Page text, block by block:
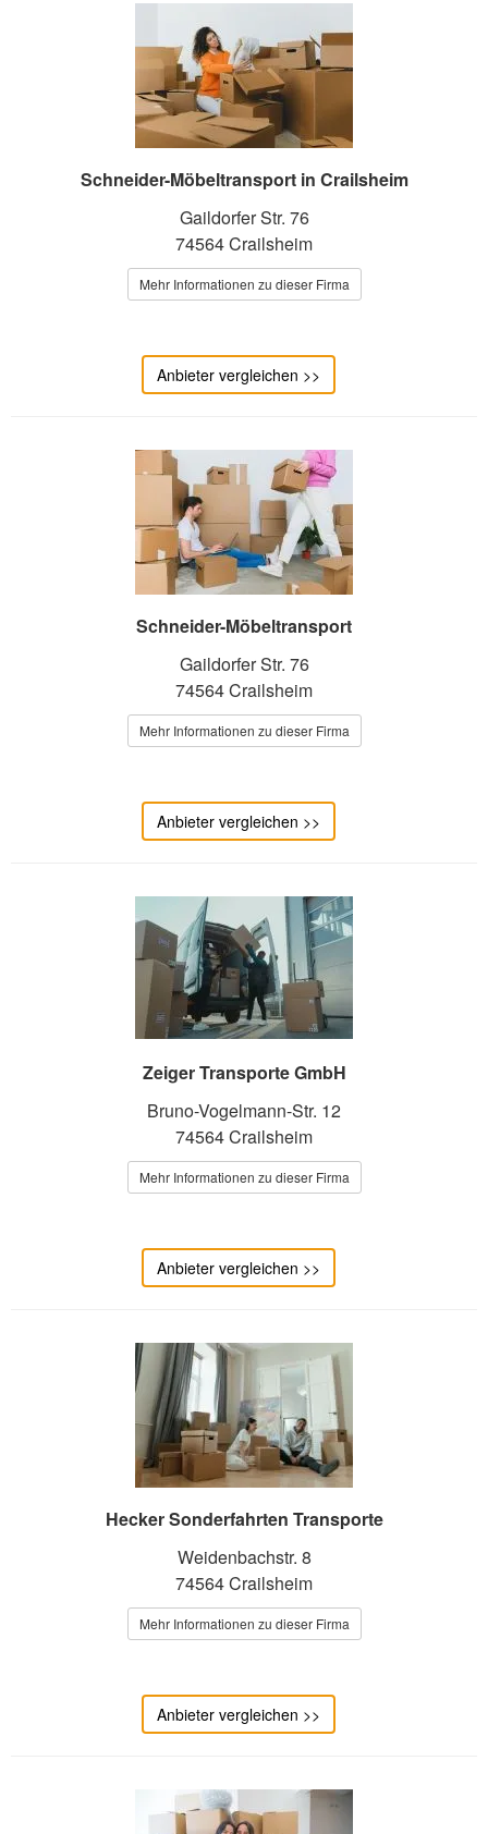
Schneider-Möbeltransport in Crailsheim
Gaildorfer Str. 76
74564 Crailsheim
Mehr Informationen zu dieser Firma
Anbieter vergleichen >>
Schneider-Möbeltransport
Gaildorfer Str. 76
74564 Crailsheim
Mehr Informationen zu dieser Firma
Anbieter vergleichen >>
Zeiger Transporte GmbH
Bruno-Vogelmann-Str. 12
74564 Crailsheim
Mehr Informationen zu dieser Firma
Anbieter vergleichen >>
Hecker Sonderfahrten Transporte
Weidenbachstr. 8
74564 Crailsheim
Mehr Informationen zu dieser Firma
Anbieter vergleichen >>